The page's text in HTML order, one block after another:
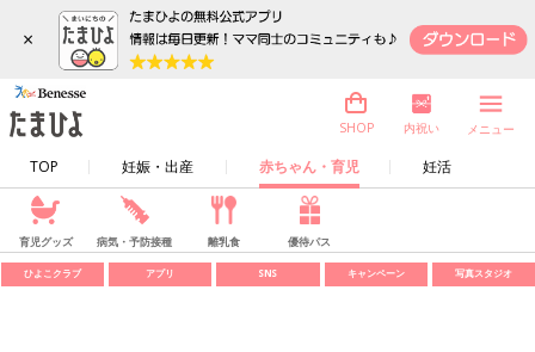
×
TOP 妊娠・出産 赤ちゃん・育児 妊活
SHOP 内祝い メニュー
育児グッズ 病気・予防接種 離乳食 優待パス
ひよこクラブ アプリ SNS キャンペーン 写真スタジオ